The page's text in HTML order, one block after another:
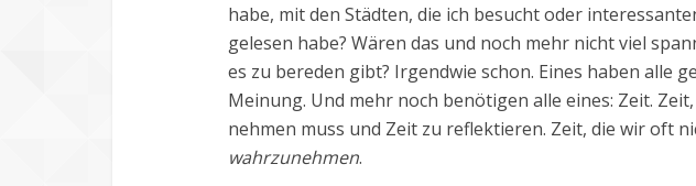
habe, mit den Städten, die ich besucht oder
gelesen habe? Wären das und noch mehr nicht viel
es zu bereden gibt? Irgendwie schon. Eines haben alle
Meinung. Und mehr noch benötigen alle eines: Zeit.
nehmen muss und Zeit zu reflektieren. Zeit, die wir oft
wahrzunehmen.